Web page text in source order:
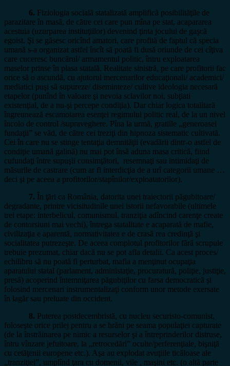
6. Fiziologia socială statalizată amplifică posibilităţile de
parazitare în masă, de către cei care pun mîna pe stat, acapararea
acestuia (uzurparea instituţiilor) devenind ţinta jocului de gaşcă
egoist. Şi se găsesc oricînd amatori, care profită de faptul că specia
umană s-a organizat astfel încît să poată fi dusă oriunde de cei cîţiva
care cuceresc buncărul/ armamentul politic, întru exploatarea
maselor prinse în plasa statală. Realitate sinistră, pe care profitorii fac
orice să o ascundă, cu ajutorul mercenarilor educaţionali/ academici/
mediatici puşi să supureze/ diseminteze/ cultive ideologia necesară
etapelor (punînd în valoare şi nevoia sclavilor noi, subţiati
existenţial, de a nu-şi percepe condiţia). Dar chiar logica totalitară
îngreunează escamotarea esenţei regimului politic real, de la un nivel
încolo de control /supraveghere. Pîna la urmă, gratiile „generoasei
fundaţii” se văd, de către cei treziţi din hipnoza sistematic cultivată.
Cei în care nu se stinge tentaţia demnităţii (evadării dintr-o astfel de
condiţie umană galină) nu mai pot însă aduna masa critică, fiind
cufundaţi între supuşii consimţători, resemnaţi sau intimidaţi de
măsurile de castrare (cum ar fi interdicţia de a urî categorii umane …
deci şi pe aceea a profitorilor/stapînilor/exploatatorilor).
7. În ţări ca România, datorita unei traiectorii păgubitoare/
degradante, printre vicisitudinile unei istorii nefavorabile (ultimele
trei etape: interbelicul, comunismul, tranziţia adîncind carenţe create
de contorsiuni mai vechi), întrega statalitate e acaparată de mafie,
civilizaţia e aparentă, normativitatea e de crasă rea credinţă şi
socialitatea putrezeşte. De aceea complotul profitorilor fără scrupule
trebuie prezumat, chiar dacă nu se pot afla detalii. Ca acest proces/
echilibru să nu poată fi perturbat, mafia a menţinut ocupaţia
aparatului statal (parlament, administaţie, procuratură, poliţie, justiţie,
presă) acoperind întemniţarea păgubiţilor cu farsa democratică şi
folosind mercenari instrumentalizaţi conform unor metode exersate
în lagăr sau preluate din occident.
8. Puterea postdecembristă, cu nucleu securisto-comunist,
foloseşte orice prilej pentru a se hrăni pe seama populaţiei capturate
(de la înstrăinarea pe nimic a resurselor şi a întreprinderilor distruse,
întru vînzare jefuitoare, la „retrocedări” oculte/perferenţiale, bişniţă
cu cetăţenii europene etc.). Aşa au explodat avuţiile ticăloase ale
„tranziţiei”, umplînd ţara cu domenii, vile , maşini etc. (o altă parte